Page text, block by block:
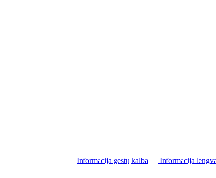
Informacija gestų kalba Informacija